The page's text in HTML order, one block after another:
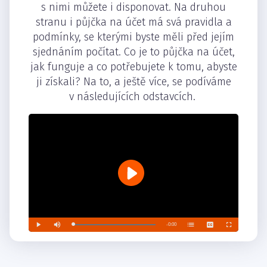
s nimi můžete i disponovat. Na druhou
stranu i půjčka na účet má svá pravidla a
podmínky, se kterými byste měli před jejím
sjednáním počítat. Co je to půjčka na účet,
jak funguje a co potřebujete k tomu, abyste
ji získali? Na to, a ještě více, se podíváme
v následujících odstavcích.